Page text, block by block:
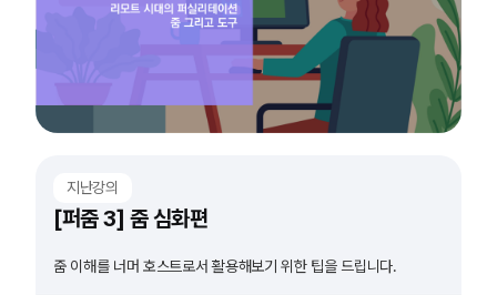
지난강의
[퍼줌 3] 줌 심화편
줌 이해를 너머 호스트로서 활용해보기 위한 팁을 드립니다.